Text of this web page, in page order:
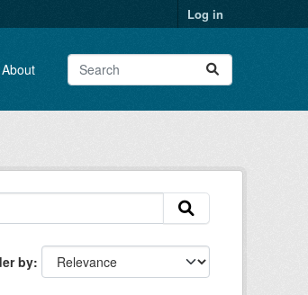
Log in
About
by